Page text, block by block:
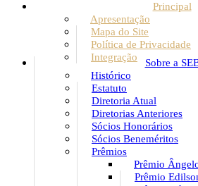
Principal
Apresentação
Mapa do Site
Política de Privacidade
Integração
Sobre a
Histórico
Estatuto
Diretoria Atual
Diretorias Anteriores
Sócios Honorários
Sócios Beneméritos
Prêmios
Prêmio
Prêmio